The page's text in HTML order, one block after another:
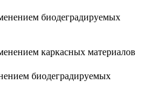
биодеградируемых
каркасных материалов
биодеградируемых